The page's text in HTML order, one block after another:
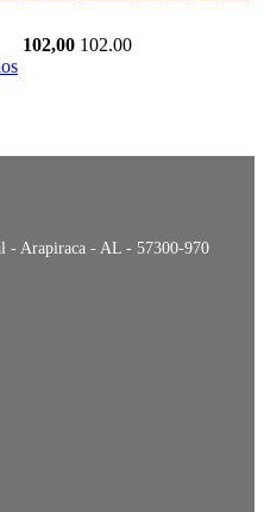
102,00 102.00
- Arapiraca - AL - 57300-970